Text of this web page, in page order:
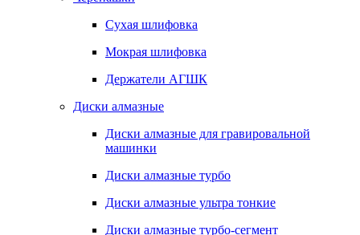
Сухая шлифовка
Мокрая шлифовка
Держатели АГШК
Диски алмазные
Диски алмазные для гравировальной
машинки
Диски алмазные турбо
Диски алмазные ультра тонкие
Диски алмазные турбо-сегмент